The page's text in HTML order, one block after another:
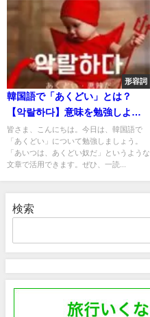
形容詞
韓国語で「あくどい」とは？
【악랄하다】意味を勉強しよ
う！
皆さま、こんにちは。今日は、韓国語で
「あくどい」について勉強しましょう。
「あいつは、あくどい奴だ」というような
文章で活用できます。ぜひ、一読...
検索